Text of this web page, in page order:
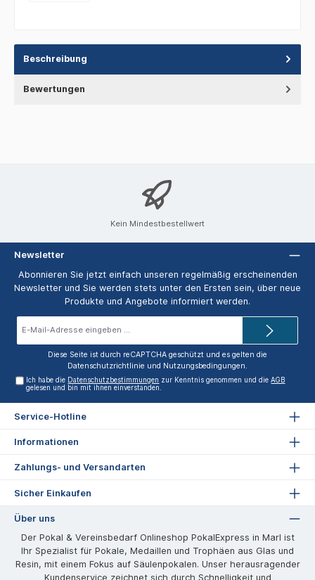
Beschreibung
Bewertungen
Kein Mindestbestellwert
Newsletter
Abonnieren Sie jetzt einfach unseren regelmäßig erscheinenden
Newsletter und Sie werden stets unter den Ersten sein, über neue
Produkte und Angebote informiert werden.
Diese Seite ist durch reCAPTCHA geschützt und es gelten die
Datenschutzrichtlinie und Nutzungsbedingungen.
Ich habe die Datenschutzbestimmungen zur Kenntnis genommen und dieAGB
gelesen und bin mit ihnen einverstanden.
Service-Hotline
Informationen
Zahlungs- und Versandarten
Sicher Einkaufen
Über uns
Der Pokal & Vereinsbedarf Onlineshop PokalExpress in Marl ist
Ihr Spezialist für Pokale, Medaillen und Trophäen aus Glas und
Resin, mit einem Fokus auf Säulenpokalen. Unser herausragender
Kundenservice zeichnet sich durch Schnelligkeit und